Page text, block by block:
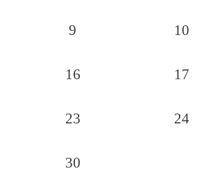
9 10
16 17
23 24
30